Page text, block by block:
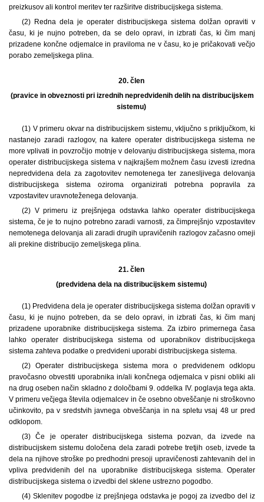
preizkusov ali kontrol meritev ter razširitve distribucijskega sistema.
(2) Redna dela je operater distribucijskega sistema dolžan opraviti v
času, ki je nujno potreben, da se delo opravi, in izbrati čas, ki čim manj
prizadene končne odjemalce in praviloma ne v času, ko je pričakovati večjo
porabo zemeljskega plina.
20. člen
(pravice in obveznosti pri izrednih nepredvidenih delih na distribucijskem
sistemu)
(1) V primeru okvar na distribucijskem sistemu, vključno s priključkom, ki
nastanejo zaradi razlogov, na katere operater distribucijskega sistema ne
more vplivati in povzročijo motnje v delovanju distribucijskega sistema, mora
operater distribucijskega sistema v najkrajšem možnem času izvesti izredna
nepredvidena dela za zagotovitev nemotenega ter zanesljivega delovanja
distribucijskega sistema oziroma organizirati potrebna popravila za
vzpostavitev uravnoteženega delovanja.
(2) V primeru iz prejšnjega odstavka lahko operater distribucijskega
sistema, če je to nujno potrebno zaradi varnosti, za čimprejšnjo vzpostavitev
nemotenega delovanja ali zaradi drugih upravičenih razlogov začasno omeji
ali prekine distribucijo zemeljskega plina.
21. člen
(predvidena dela na distribucijskem sistemu)
(1) Predvidena dela je operater distribucijskega sistema dolžan opraviti v
času, ki je nujno potreben, da se delo opravi, in izbrati čas, ki čim manj
prizadene uporabnike distribucijskega sistema. Za izbiro primernega časa
lahko operater distribucijskega sistema od uporabnikov distribucijskega
sistema zahteva podatke o predvideni uporabi distribucijskega sistema.
(2) Operater distribucijskega sistema mora o predvidenem odklopu
pravočasno obvestiti uporabnika in/ali končnega odjemalca v pisni obliki ali
na drug oseben način skladno z določbami 9. oddelka IV. poglavja tega akta.
V primeru večjega števila odjemalcev in če osebno obveščanje ni stroškovno
učinkovito, pa v sredstvih javnega obveščanja in na spletu vsaj 48 ur pred
odklopom.
(3) Če je operater distribucijskega sistema pozvan, da izvede na
distribucijskem sistemu določena dela zaradi potrebe tretjih oseb, izvede ta
dela na njihove stroške po predhodni presoji upravičenosti zahtevanih del in
vpliva predvidenih del na uporabnike distribucijskega sistema. Operater
distribucijskega sistema o izvedbi del sklene ustrezno pogodbo.
(4) Sklenitev pogodbe iz prejšnjega odstavka je pogoj za izvedbo del iz